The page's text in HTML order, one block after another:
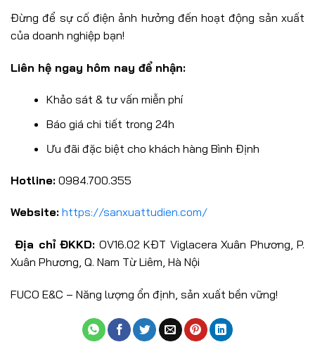
Đừng để sự cố điện ảnh hưởng đến hoạt động sản xuất
của doanh nghiệp bạn!
Liên hệ ngay hôm nay để nhận:
Khảo sát & tư vấn miễn phí
Báo giá chi tiết trong 24h
Ưu đãi đặc biệt cho khách hàng Bình Định
Hotline: 0984.700.355
Website: https://sanxuattudien.com/
Địa chỉ ĐKKD: OV16.02 KĐT Viglacera Xuân Phương, P.
Xuân Phương, Q. Nam Từ Liêm, Hà Nội
FUCO E&C – Năng lượng ổn định, sản xuất bền vững!